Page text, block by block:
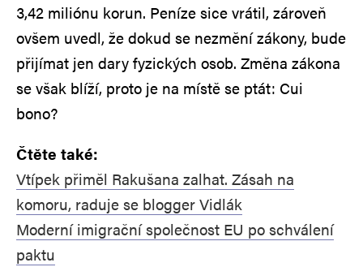
3,42 miliónu korun. Peníze sice vrátil, zároveň
ovšem uvedl, že dokud se nezmění zákony, bude
přijímat jen dary fyzických osob. Změna zákona
se však blíží, proto je na místě se ptát: Cui
bono?
Čtěte také:
Vtípek přiměl Rakušana zalhat. Zásah na
komoru, raduje se blogger Vidlák
Moderní imigrační společnost EU po schválení
paktu